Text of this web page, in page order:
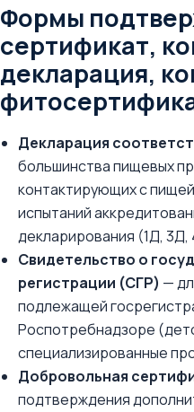
Формы
сертификат,
декларация,
Декларация
большинства пищевых
контактирующих с
испытаний
декларирования (1Д, 3Д,
Свидетельство о
регистрации (СГР) —
подлежащей
Роспотребнадзоре
специализированные
Добровольная
подтверждения